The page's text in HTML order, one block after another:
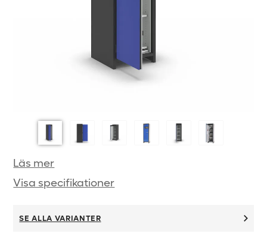
Läs mer
Visa specifikationer
SE ALLA VARIANTER